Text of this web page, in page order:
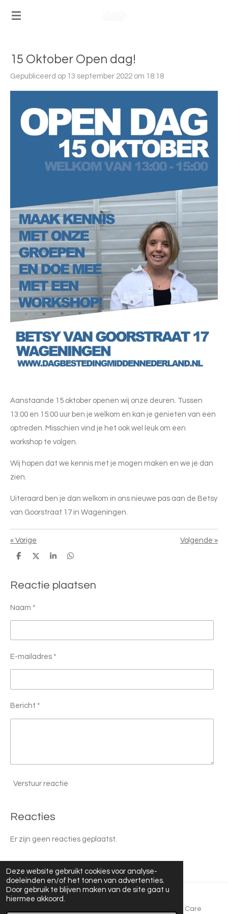
Deze website gebruikt cookies voor analyse-
doeleinden en/of het tonen van advertenties.
Door gebruik te blijven maken van de site gaat u
hiermee akkoord.
Ga
de
15 Oktober Open dag!
Gepubliceerd op 13 september 2022 om 18:18
Aanstaande 15 oktober openen wij onze deuren. Tussen
13:00 en 15:00 uur ben je welkom en kan je genieten van een
optreden. Misschien vind je het ook wel leuk om een
workshop te volgen.
Wij hopen dat we kennis met je mogen maken en we je dan
zien.
Uiteraard ben je dan welkom in ons nieuwe pas aan de Betsy
van Goorstraat 17 in Wageningen.
« Vorige Volgende »
D
e
n
D
l
S
r
e
D
e
n
Reactie plaatsen
Naam *
E-mailadres *
Bericht *
Verstuur reactie
Reacties
Er zijn geen reacties geplaatst.
© 2026 Theater Tegendraads is onderdeel van Ravi Care